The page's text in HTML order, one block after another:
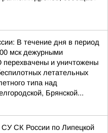
В течение дня в период
мск дежурными
и уничтожены
летательных
типа над
Брянской...
СК России по Липецкой